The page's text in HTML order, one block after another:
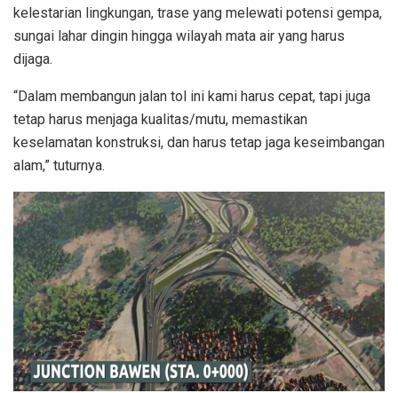
kelestarian lingkungan, trase yang melewati potensi gempa,
sungai lahar dingin hingga wilayah mata air yang harus
dijaga.
“Dalam membangun jalan tol ini kami harus cepat, tapi juga
tetap harus menjaga kualitas/mutu, memastikan
keselamatan konstruksi, dan harus tetap jaga keseimbangan
alam,” tuturnya.